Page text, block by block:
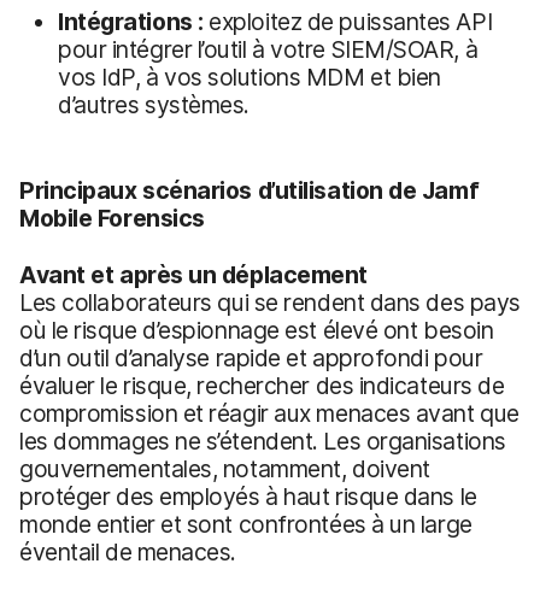
Intégrations : exploitez de puissantes API
pour intégrer l’outil à votre SIEM/SOAR, à
vos IdP, à vos solutions MDM et bien
d’autres systèmes.
Principaux scénarios d’utilisation de Jamf
Mobile Forensics
Avant et après un déplacement
Les collaborateurs qui se rendent dans des pays
où le risque d’espionnage est élevé ont besoin
d’un outil d’analyse rapide et approfondi pour
évaluer le risque, rechercher des indicateurs de
compromission et réagir aux menaces avant que
les dommages ne s’étendent. Les organisations
gouvernementales, notamment, doivent
protéger des employés à haut risque dans le
monde entier et sont confrontées à un large
éventail de menaces.